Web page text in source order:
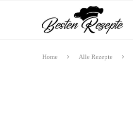
Home Alle Rezepte